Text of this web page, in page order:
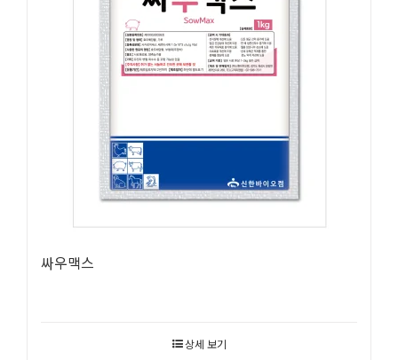
싸우맥스
상세 보기